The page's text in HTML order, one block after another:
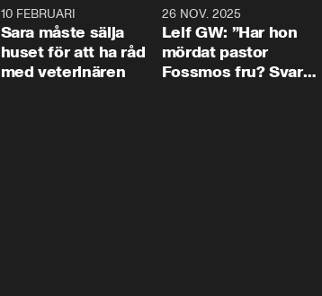
10 FEBRUARI
Sara måste sälja
huset för att ha råd
med veterinären
26 NOV. 2025
Leif GW: ”Har hon
mördat pastor
Fossmos fru? Svar